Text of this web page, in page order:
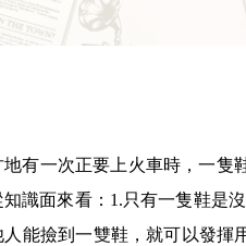
地有一次正要上火車時，一隻
識面來看： 1.只有一隻鞋是沒
人能撿到一雙鞋，就可以發